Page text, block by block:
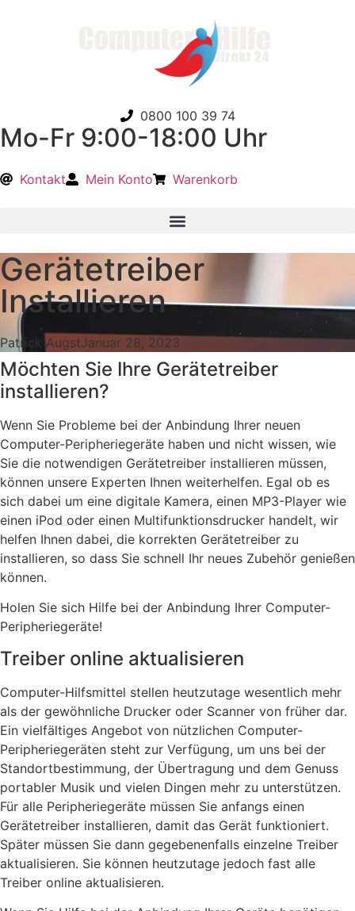
0800 100 39 74
Mo-Fr 9:00-18:00 Uhr
Kontakt Mein Konto Warenkorb
Gerätetreiber
Installieren
Patrick AugstJanuar 28, 2023
Möchten Sie Ihre Gerätetreiber
installieren?
Wenn Sie Probleme bei der Anbindung Ihrer neuen
Computer-Peripheriegeräte haben und nicht wissen, wie
Sie die notwendigen Gerätetreiber installieren müssen,
können unsere Experten Ihnen weiterhelfen. Egal ob es
sich dabei um eine digitale Kamera, einen MP3-Player wie
einen iPod oder einen Multifunktionsdrucker handelt, wir
helfen Ihnen dabei, die korrekten Gerätetreiber zu
installieren, so dass Sie schnell Ihr neues Zubehör genießen
können.
Holen Sie sich Hilfe bei der Anbindung Ihrer Computer-
Peripheriegeräte!
Treiber online aktualisieren
Computer-Hilfsmittel stellen heutzutage wesentlich mehr
als der gewöhnliche Drucker oder Scanner von früher dar.
Ein vielfältiges Angebot von nützlichen Computer-
Peripheriegeräten steht zur Verfügung, um uns bei der
Standortbestimmung, der Übertragung und dem Genuss
portabler Musik und vielen Dingen mehr zu unterstützen.
Für alle Peripheriegeräte müssen Sie anfangs einen
Gerätetreiber installieren, damit das Gerät funktioniert.
Später müssen Sie dann gegebenenfalls einzelne Treiber
aktualisieren. Sie können heutzutage jedoch fast alle
Treiber online aktualisieren.